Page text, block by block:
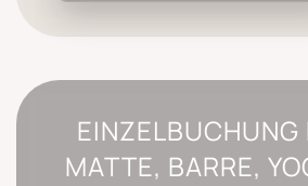
EINZELBUCHUNG
MATTE, BARRE,